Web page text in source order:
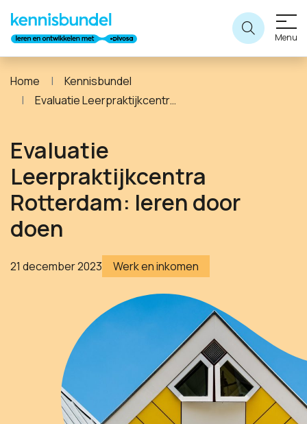
Menu
Home
Kennisbundel
Evaluatie Leerpraktijkcentra Rotterdam: leren door doen
Evaluatie
Leerpraktijkcentra
Rotterdam: leren door
doen
21 december 2023 Werk en inkomen